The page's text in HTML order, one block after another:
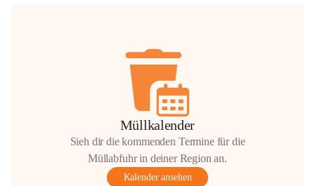
Müllkalender
Sieh dir die kommenden Termine für die
Müllabfuhr in deiner Region an.
Kalender ansehen